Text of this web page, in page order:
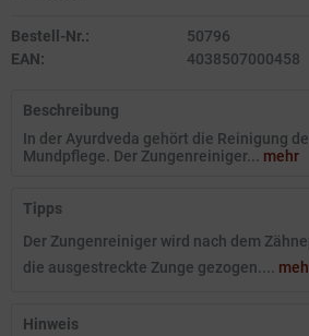
Bestell-Nr.:
50796
EAN:
4038507000458
Beschreibung
In der Ayurdveda gehört die Reinigung
Mundpflege. Der Zungenreiniger... mehr
Tipps
Der Zungenreiniger wird nach dem
die ausgestreckte Zunge gezogen....
Hinweis